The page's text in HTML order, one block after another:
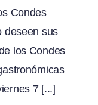
Condes
deseen sus
los Condes
7 [...]